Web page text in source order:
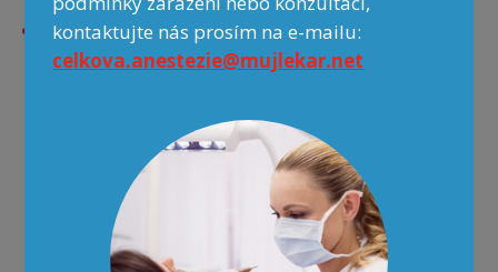
Přehled odborné praxe
přihlášky, pokud splní podmínky uvedené ve vyhlášení
výběrového řízení a ve
vyhlášce č. 186/2009 Sb.
Způsob hodnocení uchazečů:
kontaktujte nás prosím na e-mailu:
celkova.anestezie@mujlekar.net